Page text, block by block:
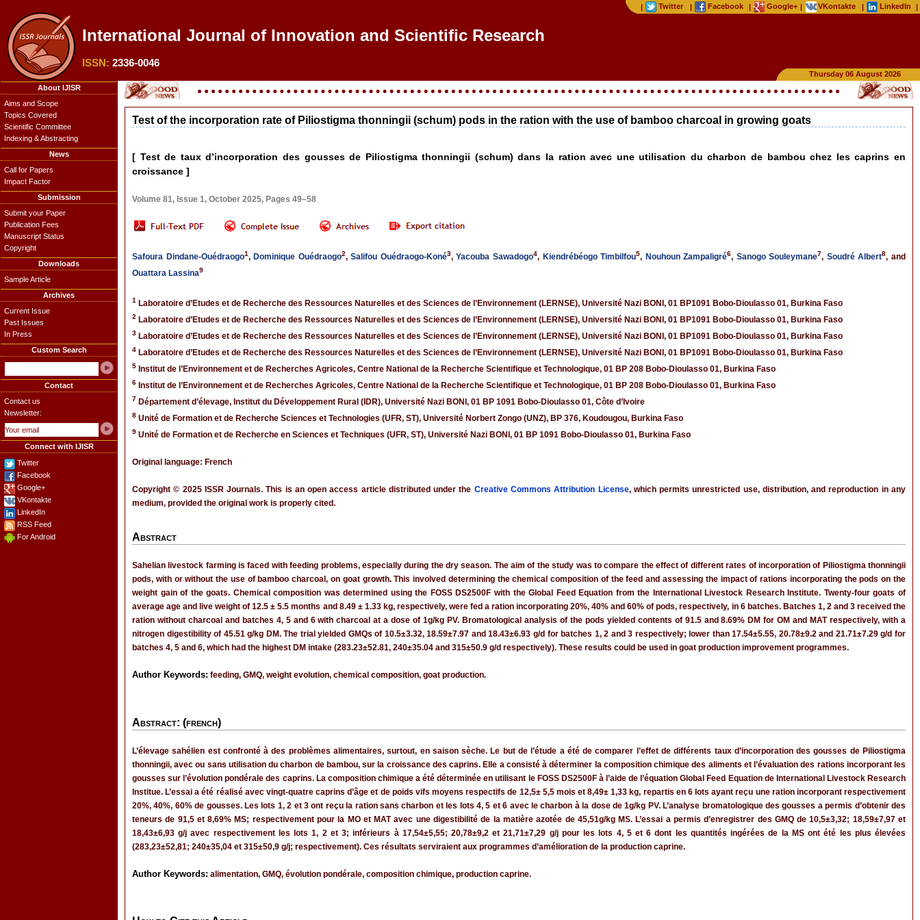
| Twitter | Facebook | Google+ | VKontakte | LinkedIn |
International Journal of Innovation and Scientific Research
ISSN: 2336-0046
Thursday 06 August 2026
About IJISR
Aims and Scope
Topics Covered
Scientific Committee
Indexing & Abstracting
News
Call for Papers
Impact Factor
Submission
Submit your Paper
Publication Fees
Manuscript Status
Copyright
Downloads
Sample Article
Archives
Current Issue
Past Issues
In Press
Custom Search
Contact
Contact us
Newsletter:
Connect with IJISR
Twitter
Facebook
Google+
VKontakte
LinkedIn
RSS Feed
For Android
Test of the incorporation rate of Piliostigma thonningii (schum) pods in the ration with the use of bamboo charcoal in growing goats
[ Test de taux d’incorporation des gousses de Piliostigma thonningii (schum) dans la ration avec une utilisation du charbon de bambou chez les caprins en
croissance ]
Volume 81, Issue 1, October 2025, Pages 49–58
Safoura Dindane-Ouédraogo1, Dominique Ouédraogo2,Salifou Ouédraogo-Koné3,Yacouba Sawadogo4, Kiendrébéogo Timbilfou5, Nouhoun Zampaligré6, Sanogo Souleymane7, Soudré Albert8, and
Ouattara Lassina9
1 Laboratoire d’Etudes et de Recherche des Ressources Naturelles et des Sciences de l’Environnement (LERNSE), Université Nazi BONI, 01 BP1091 Bobo-Dioulasso 01, Burkina Faso
2 Laboratoire d’Etudes et de Recherche des Ressources Naturelles et des Sciences de l’Environnement (LERNSE), Université Nazi BONI, 01 BP1091 Bobo-Dioulasso 01, Burkina Faso
3 Laboratoire d’Etudes et de Recherche des Ressources Naturelles et des Sciences de l’Environnement (LERNSE), Université Nazi BONI, 01 BP1091 Bobo-Dioulasso 01, Burkina Faso
4 Laboratoire d’Etudes et de Recherche des Ressources Naturelles et des Sciences de l’Environnement (LERNSE), Université Nazi BONI, 01 BP1091 Bobo-Dioulasso 01, Burkina Faso
5 Institut de l’Environnement et de Recherches Agricoles, Centre National de la Recherche Scientifique et Technologique, 01 BP 208 Bobo-Dioulasso 01, Burkina Faso
6 Institut de l’Environnement et de Recherches Agricoles, Centre National de la Recherche Scientifique et Technologique, 01 BP 208 Bobo-Dioulasso 01, Burkina Faso
7 Département d’élevage, Institut du Développement Rural (IDR), Université Nazi BONI, 01 BP 1091 Bobo-Dioulasso 01, Côte d’Ivoire
8 Unité de Formation et de Recherche Sciences et Technologies (UFR, ST), Université Norbert Zongo (UNZ), BP 376, Koudougou, Burkina Faso
9 Unité de Formation et de Recherche en Sciences et Techniques (UFR, ST), Université Nazi BONI, 01 BP 1091 Bobo-Dioulasso 01, Burkina Faso
Original language: French
Copyright © 2025 ISSR Journals. This is an open access article distributed under the Creative Commons Attribution License, which permits unrestricted use, distribution, and reproduction in any
medium, provided the original work is properly cited.
Abstract
Sahelian livestock farming is faced with feeding problems, especially during the dry season. The aim of the study was to compare the effect of different rates of incorporation of Piliostigma thonningii
pods, with or without the use of bamboo charcoal, on goat growth. This involved determining the chemical composition of the feed and assessing the impact of rations incorporating the pods on the
weight gain of the goats. Chemical composition was determined using the FOSS DS2500F with the Global Feed Equation from the International Livestock Research Institute. Twenty-four goats of
average age and live weight of 12.5 ± 5.5 months and 8.49 ± 1.33 kg, respectively, were fed a ration incorporating 20%, 40% and 60% of pods, respectively, in 6 batches. Batches 1, 2 and 3 received the
ration without charcoal and batches 4, 5 and 6 with charcoal at a dose of 1g/kg PV. Bromatological analysis of the pods yielded contents of 91.5 and 8.69% DM for OM and MAT respectively, with a
nitrogen digestibility of 45.51 g/kg DM. The trial yielded GMQs of 10.5±3.32, 18.59±7.97 and 18.43±6.93 g/d for batches 1, 2 and 3 respectively; lower than 17.54±5.55, 20.78±9.2 and 21.71±7.29 g/d for
batches 4, 5 and 6, which had the highest DM intake (283.23±52.81, 240±35.04 and 315±50.9 g/d respectively). These results could be used in goat production improvement programmes.
Author Keywords: feeding, GMQ, weight evolution, chemical composition, goat production.
Abstract: (french)
L’élevage sahélien est confronté à des problèmes alimentaires, surtout, en saison sèche. Le but de l’étude a été de comparer l’effet de différents taux d’incorporation des gousses de Piliostigma
thonningii, avec ou sans utilisation du charbon de bambou, sur la croissance des caprins. Elle a consisté à déterminer la composition chimique des aliments et l’évaluation des rations incorporant les
gousses sur l’évolution pondérale des caprins. La composition chimique a été déterminée en utilisant le FOSS DS2500F à l’aide de l’équation Global Feed Equation de International Livestock Research
Institue. L’essai a été réalisé avec vingt-quatre caprins d’âge et de poids vifs moyens respectifs de 12,5± 5,5 mois et 8,49± 1,33 kg, repartis en 6 lots ayant reçu une ration incorporant respectivement
20%, 40%, 60% de gousses. Les lots 1, 2 et 3 ont reçu la ration sans charbon et les lots 4, 5 et 6 avec le charbon à la dose de 1g/kg PV. L’analyse bromatologique des gousses a permis d’obtenir des
teneurs de 91,5 et 8,69% MS; respectivement pour la MO et MAT avec une digestibilité de la matière azotée de 45,51g/kg MS. L’essai a permis d’enregistrer des GMQ de 10,5±3,32; 18,59±7,97 et
18,43±6,93 g/j avec respectivement les lots 1, 2 et 3; inférieurs à 17,54±5,55; 20,78±9,2 et 21,71±7,29 g/j pour les lots 4, 5 et 6 dont les quantités ingérées de la MS ont été les plus élevées
(283,23±52,81; 240±35,04 et 315±50,9 g/j; respectivement). Ces résultats serviraient aux programmes d’amélioration de la production caprine.
Author Keywords: alimentation, GMQ, évolution pondérale, composition chimique, production caprine.